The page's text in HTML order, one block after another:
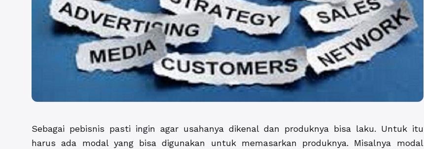
Sebagai pebisnis pasti ingin agar usahanya dikenal dan produknya bisa laku. Untuk itu
harus ada modal yang bisa digunakan untuk memasarkan produknya. Misalnya modal